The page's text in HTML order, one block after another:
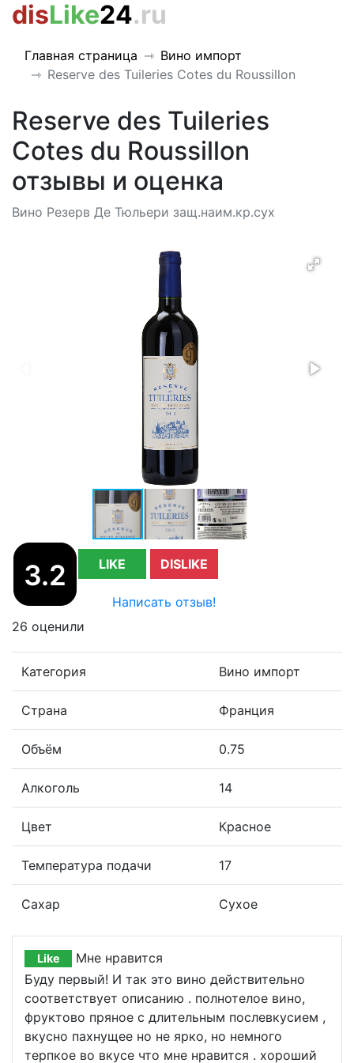
disLike24.ru
Главная страница
Вино импорт
Reserve des Tuileries Cotes du Roussillon
Reserve des Tuileries
Cotes du Roussillon
отзывы и оценка
Вино Резерв Де Тюльери защ.наим.кр.сух
3.2 LIKE DISLIKE
Написать отзыв!
26 оценили
Категория Вино импорт
Страна Франция
Объём 0.75
Алкоголь 14
Цвет Красное
Температура подачи 17
Сахар Сухое
Like
Мне нравится
Буду первый! И так это вино действительно
соответствует описанию . полнотелое вино,
фруктово пряное с длительным послевкусием ,
вкусно пахнущее но не ярко, но немного
терпкое во вкусе что мне нравится . хороший